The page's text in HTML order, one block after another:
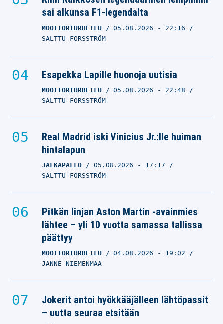
sai alkunsa F1-legendalta
MOOTTORIURHEILU 05.08.2026 - 22:16
SALTTU FORSSTRÖM
Esapekka Lapille huonoja uutisia
MOOTTORIURHEILU 05.08.2026 - 22:48
SALTTU FORSSTRÖM
Real Madrid iski Vinicius Jr.:lle huiman
hintalapun
JALKAPALLO 05.08.2026 - 17:17
SALTTU FORSSTRÖM
Pitkän linjan Aston Martin -avainmies
lähtee – yli 10 vuotta samassa tallissa
päättyy
MOOTTORIURHEILU 04.08.2026 - 19:02
JANNE NIEMENMAA
Jokerit antoi hyökkääjälleen lähtöpassit
– uutta seuraa etsitään